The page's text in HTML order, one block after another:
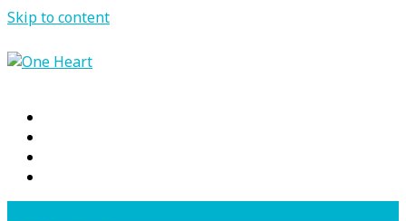
Skip to content